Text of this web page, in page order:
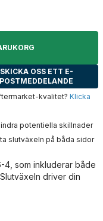
SKICKA OSS ETT E-
POSTMEDDELANDE
kvalitet? Klicka
potentiella skillnader
slutväxeln på båda sidor
4, som inkluderar både
driver din